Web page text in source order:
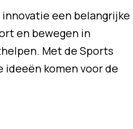
een belangrijke
en bewegen in
Met de Sports
komen voor de